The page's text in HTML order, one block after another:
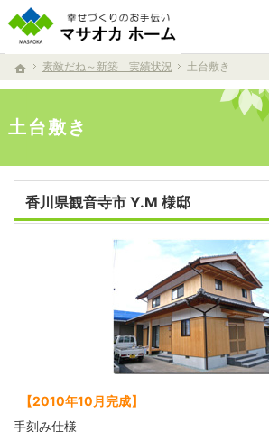
ホーム
素敵だね～新築 実績状況 土台敷き
土台敷き
家族の健康を考えた家づくりを目指しています。
注文住宅からリフォームまで、自然素材を使用したマサ
香川県観音寺市 Y.M 様邸
【2010年10月完成】
手刻み仕様